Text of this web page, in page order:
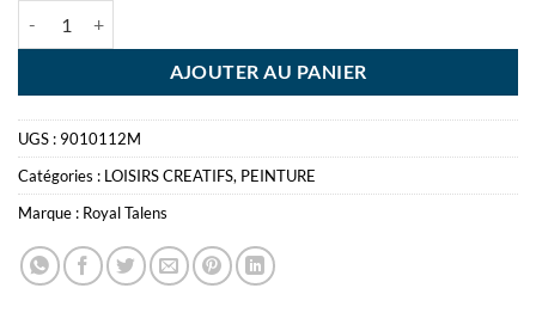
AJOUTER AU PANIER
UGS : 9010112M
Catégories : LOISIRS CREATIFS, PEINTURE
Marque : Royal Talens